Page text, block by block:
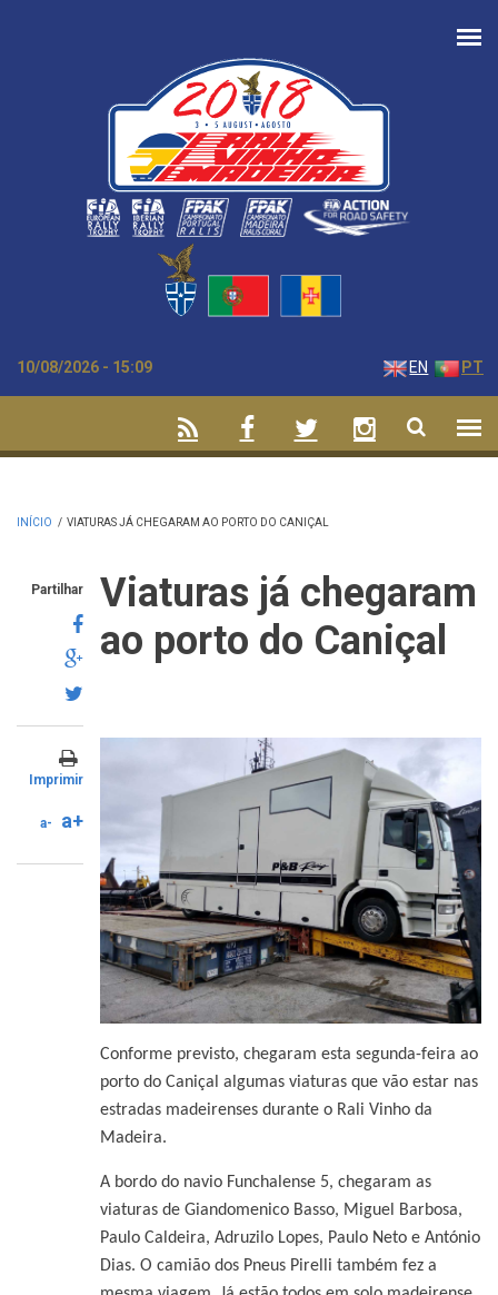
10/08/2026 - 15:09 EN PT
INÍCIO / VIATURAS JÁ CHEGARAM AO PORTO DO CANIÇAL
Partilhar
Imprimir
a- a+
Viaturas já chegaram
ao porto do Caniçal
Conforme previsto, chegaram esta segunda-feira ao
porto do Caniçal algumas viaturas que vão estar nas
estradas madeirenses durante o Rali Vinho da
Madeira.
A bordo do navio Funchalense 5, chegaram as
viaturas de Giandomenico Basso, Miguel Barbosa,
Paulo Caldeira, Adruzilo Lopes, Paulo Neto e António
Dias. O camião dos Pneus Pirelli também fez a